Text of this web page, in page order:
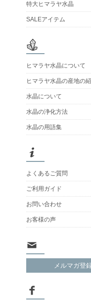
特大ヒマラヤ水晶
SALEアイテム
ヒマラヤ水晶について
ヒマラヤ水晶の産地の
水晶について
水晶の浄化方法
水晶の用語集
よくあるご質問
ご利用ガイド
お問い合わせ
お客様の声
メルマガ登